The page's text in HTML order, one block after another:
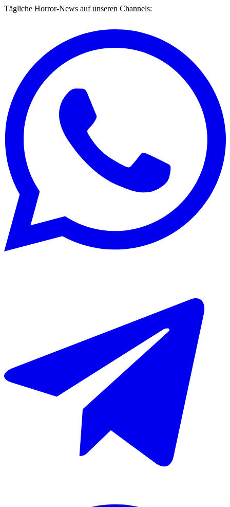
Tägliche Horror-News auf unseren Channels: